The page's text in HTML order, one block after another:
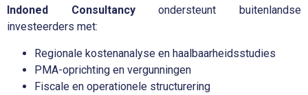
Indoned Consultancyondersteunt buitenlandse
investeerders met:
Regionale kostenanalyse en haalbaarheidsstudies
PMA-oprichting en vergunningen
Fiscale en operationele structurering